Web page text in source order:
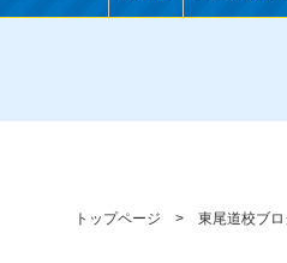
トップページ 東尾道校ブ